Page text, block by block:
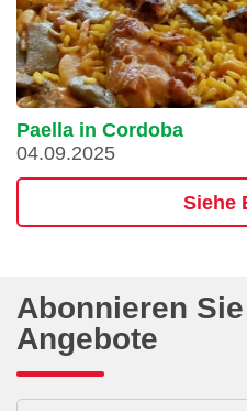
Paella in Cordoba
04.09.2025
Siehe
Abonnieren
Angebote